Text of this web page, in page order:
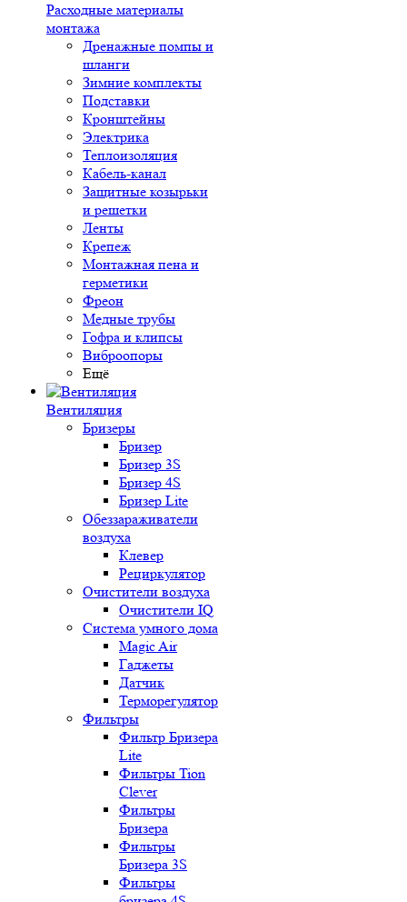
Расходные материалы
монтажа
Дренажные помпы и
шланги
Зимние комплекты
Подставки
Кронштейны
Электрика
Теплоизоляция
Кабель-канал
Защитные козырьки
и решетки
Ленты
Крепеж
Монтажная пена и
герметики
Фреон
Медные трубы
Гофра и клипсы
Виброопоры
Ещё
Вентиляция
Бризеры
Бризер
Бризер 3S
Бризер 4S
Бризер Lite
Обеззараживатели
воздуха
Клевер
Рециркулятор
Очистители воздуха
Очистители IQ
Система умного дома
Magic Air
Гаджеты
Датчик
Терморегулятор
Фильтры
Фильтр Бризера
Lite
Фильтры Tion
Clever
Фильтры
Бризера
Фильтры
Бризера 3S
Фильтры